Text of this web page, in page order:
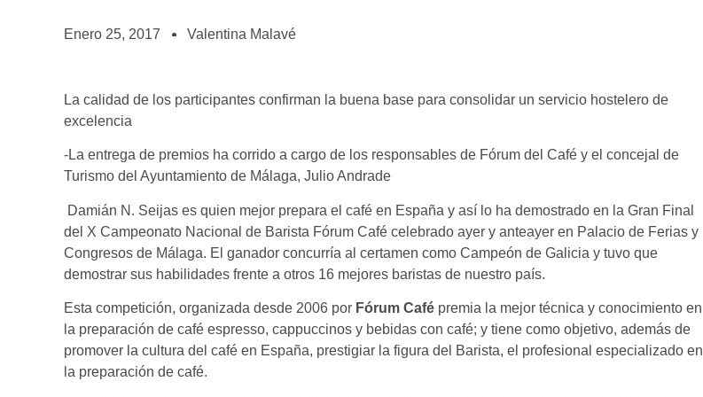
¡te imaginas vivir de tu pasión por el café?
Enero 25, 2017 Valentina Malavé
La calidad de los participantes confirman la buena base para consolidar un servicio hostelero de
excelencia
-La entrega de premios ha corrido a cargo de los responsables de Fórum del Café y el concejal de
Turismo del Ayuntamiento de Málaga, Julio Andrade
Damián N. Seijas es quien mejor prepara el café en España y así lo ha demostrado en la Gran Final
del X Campeonato Nacional de Barista Fórum Café celebrado ayer y anteayer en Palacio de Ferias y
Congresos de Málaga. El ganador concurría al certamen como Campeón de Galicia y tuvo que
demostrar sus habilidades frente a otros 16 mejores baristas de nuestro país.
Esta competición, organizada desde 2006 por Fórum Café premia la mejor técnica y conocimiento en
la preparación de café espresso, cappuccinos y bebidas con café; y tiene como objetivo, además de
promover la cultura del café en España, prestigiar la figura del Barista, el profesional especializado en
la preparación de café.